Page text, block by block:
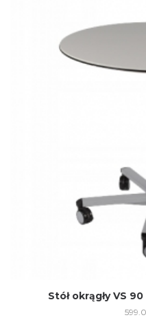
Stół okrągły VS